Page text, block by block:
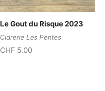
Le Gout du Risque 2023
Cidrerie Les Pentes
CHF 5.00